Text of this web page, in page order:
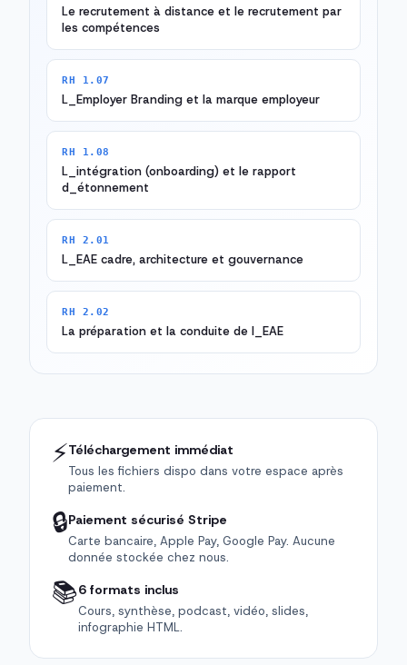
Le recrutement à distance et le recrutement par
les compétences
RH 1.07
L_Employer Branding et la marque employeur
RH 1.08
L_intégration (onboarding) et le rapport
d_étonnement
RH 2.01
L_EAE cadre, architecture et gouvernance
RH 2.02
La préparation et la conduite de l_EAE
⚡Téléchargement immédiat
Tous les fichiers dispo dans votre espace après
paiement.
🔒Paiement sécurisé Stripe
Carte bancaire, Apple Pay, Google Pay. Aucune
donnée stockée chez nous.
📚6 formats inclus
Cours, synthèse, podcast, vidéo, slides,
infographie HTML.